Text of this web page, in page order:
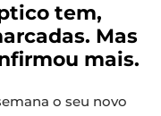
tem,
Mas
mais.
o seu novo